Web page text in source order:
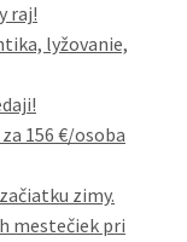
raj!
lyžovanie,
156 €/osoba
zimy.
mestečiek pri